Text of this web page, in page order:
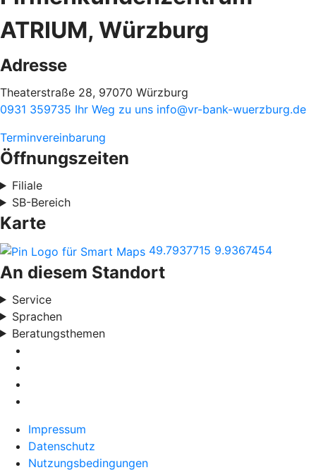
ATRIUM, Würzburg
Adresse
Theaterstraße 28, 97070 Würzburg
0931 359735 Ihr Weg zu uns info@vr-bank-wuerzburg.de
Terminvereinbarung
Öffnungszeiten
Filiale
SB-Bereich
Karte
49.7937715 9.9367454
An diesem Standort
Service
Sprachen
Beratungsthemen
Impressum
Datenschutz
Nutzungsbedingungen